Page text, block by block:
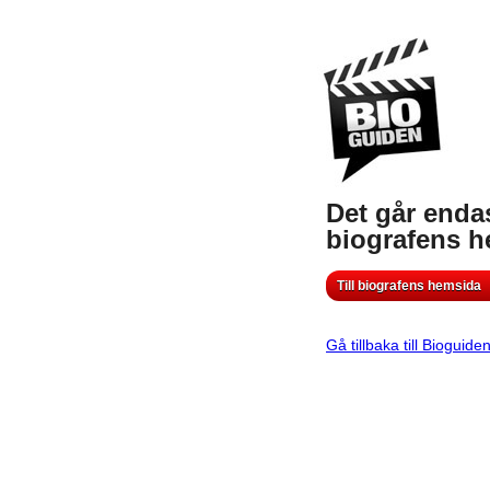
Det går
biografens
Till biografens hemsida
Gå tillbaka till Bioguiden